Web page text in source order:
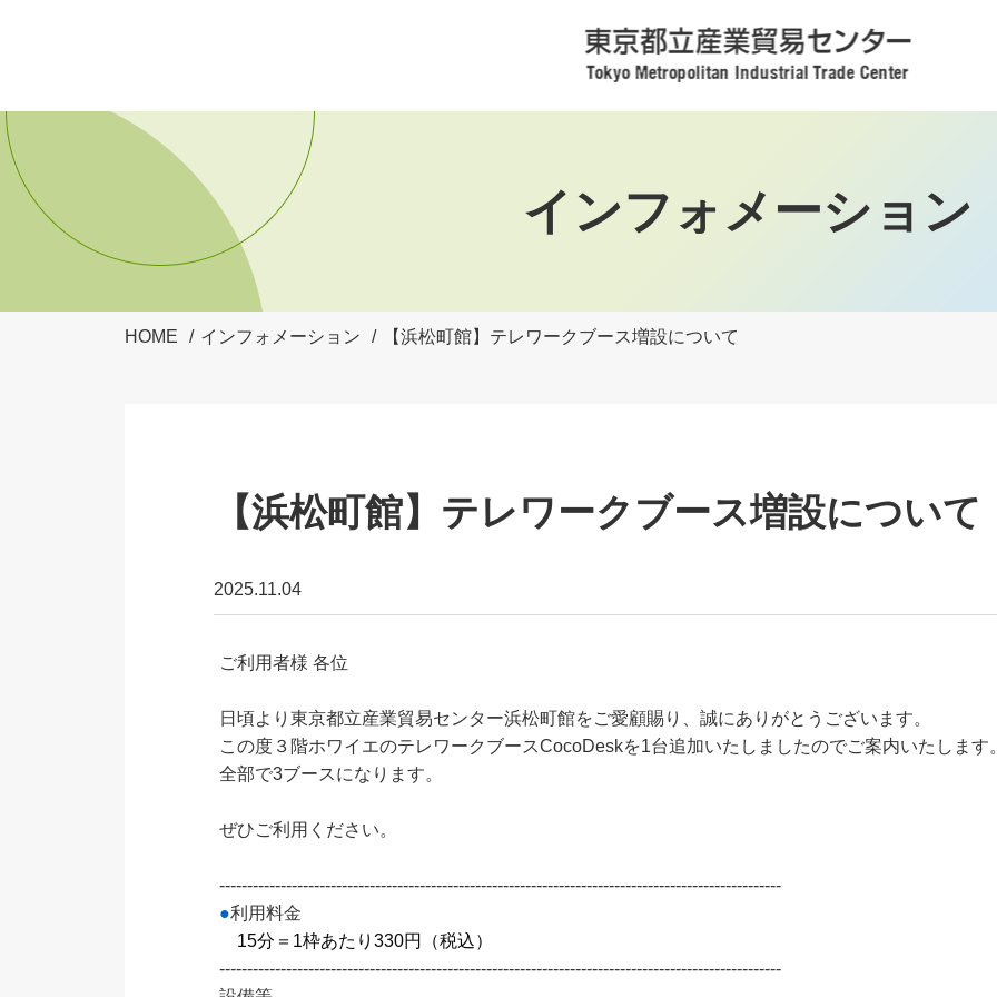
インフォメーション
HOME インフォメーション 【浜松町館】テレワークブース増設について
【浜松町館】テレワークブース増設について
2025.11.04
ご利用者様 各位
日頃より東京都立産業貿易センター浜松町館をご愛顧賜り、誠にありがとうございます。
この度３階ホワイエのテレワークブースCocoDeskを1台追加いたしましたのでご案内いたします
全部で3ブースになります。
ぜひご利用ください。
-----------------------------------------------------------------------------------------------------
●利用料金
15分＝1枠あたり330円（税込）
-----------------------------------------------------------------------------------------------------